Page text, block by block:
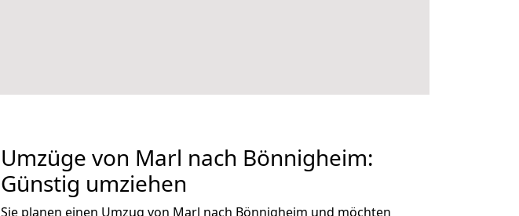
Umzüge von Marl nach Bönnigheim:
Günstig umziehen
Sie planen einen Umzug von Marl nach Bönnigheim und möchten